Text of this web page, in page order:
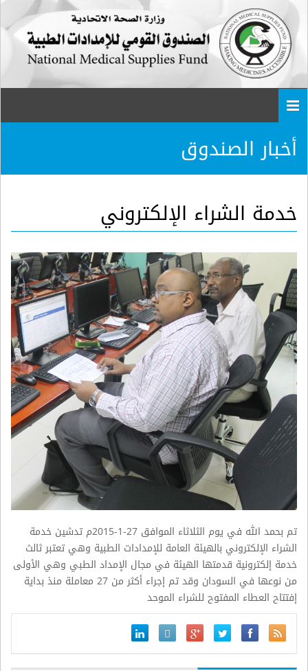
أخبار الصندوق
خدمة الشراء الإلكتروني
تم بحمد الله في يوم الثلاثاء الموافق 27-1-2015م تدشين خدمة
الشراء الإلكتروني بالهيئة العامة للإمدادات الطبية وهي تعتبر ثالث
خدمة إلكترونية قدمتها الهيئة في مجال الإمداد الطبي وهي الأولى
من نوعها في السودان وقد تم إجراء أكثر من 27 معاملة منذ بداية
إفتتاح العطاء المفتوح للشراء الموحد